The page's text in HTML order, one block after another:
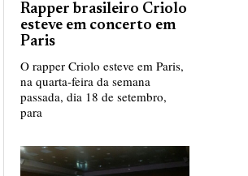
Rapper brasileiro Criolo
esteve em concerto em
Paris
O rapper Criolo esteve em Paris,
na quarta-feira da semana
passada, dia 18 de setembro,
para